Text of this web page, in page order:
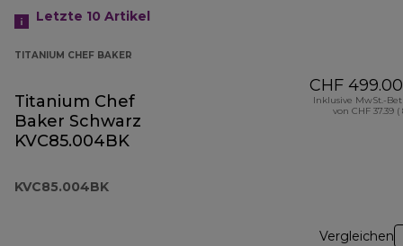
Letzte 10 Artikel
TITANIUM CHEF BAKER
Titanium Chef
Baker Schwarz
KVC85.004BK
KVC85.004BK
CHF 499.00
Inklusive MwSt.-
von CHF 37.39 (
Vergleichen